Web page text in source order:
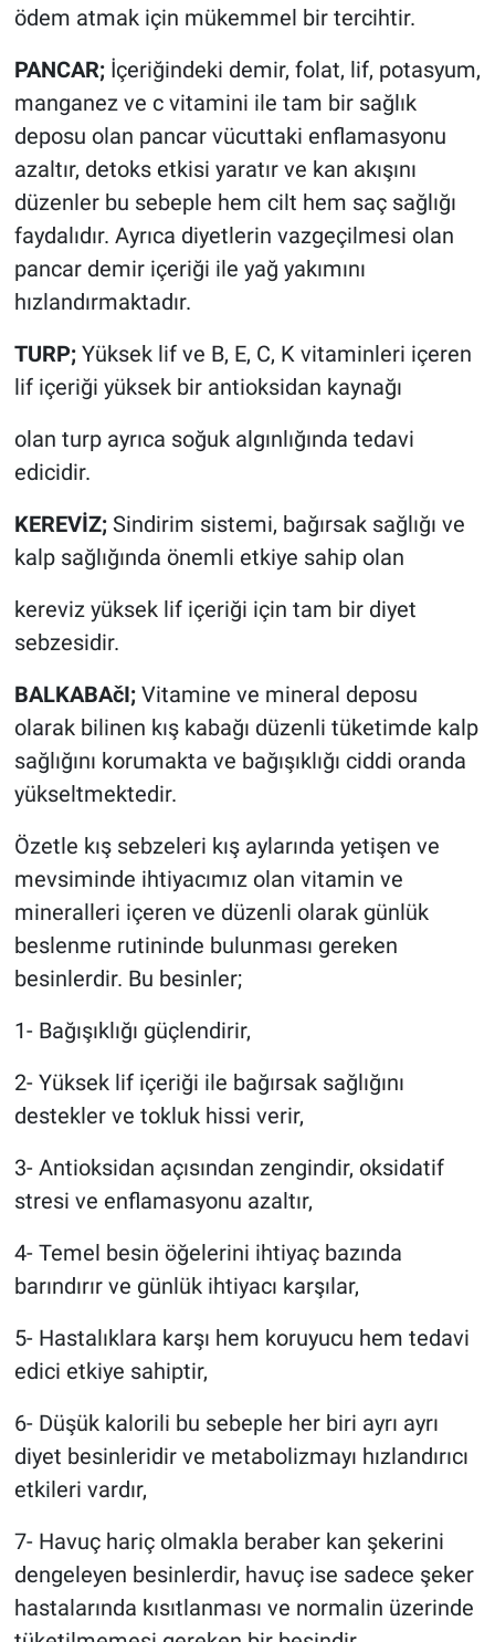
ödem atmak için mükemmel bir tercihtir.
PANCAR; İçeriğindeki demir, folat, lif, potasyum,
manganez ve c vitamini ile tam bir sağlık
deposu olan pancar vücuttaki enflamasyonu
azaltır, detoks etkisi yaratır ve kan akışını
düzenler bu sebeple hem cilt hem saç sağlığı
faydalıdır. Ayrıca diyetlerin vazgeçilmesi olan
pancar demir içeriği ile yağ yakımını
hızlandırmaktadır.
TURP; Yüksek lif ve B, E, C, K vitaminleri içeren
lif içeriği yüksek bir antioksidan kaynağı
olan turp ayrıca soğuk algınlığında tedavi
edicidir.
KEREVİZ; Sindirim sistemi, bağırsak sağlığı ve
kalp sağlığında önemli etkiye sahip olan
kereviz yüksek lif içeriği için tam bir diyet
sebzesidir.
BALKABAčI; Vitamine ve mineral deposu
olarak bilinen kış kabağı düzenli tüketimde kalp
sağlığını korumakta ve bağışıklığı ciddi oranda
yükseltmektedir.
Özetle kış sebzeleri kış aylarında yetişen ve
mevsiminde ihtiyacımız olan vitamin ve
mineralleri içeren ve düzenli olarak günlük
beslenme rutininde bulunması gereken
besinlerdir. Bu besinler;
1- Bağışıklığı güçlendirir,
2- Yüksek lif içeriği ile bağırsak sağlığını
destekler ve tokluk hissi verir,
3- Antioksidan açısından zengindir, oksidatif
stresi ve enflamasyonu azaltır,
4- Temel besin öğelerini ihtiyaç bazında
barındırır ve günlük ihtiyacı karşılar,
5- Hastalıklara karşı hem koruyucu hem tedavi
edici etkiye sahiptir,
6- Düşük kalorili bu sebeple her biri ayrı ayrı
diyet besinleridir ve metabolizmayı hızlandırıcı
etkileri vardır,
7- Havuç hariç olmakla beraber kan şekerini
dengeleyen besinlerdir, havuç ise sadece şeker
hastalarında kısıtlanması ve normalin üzerinde